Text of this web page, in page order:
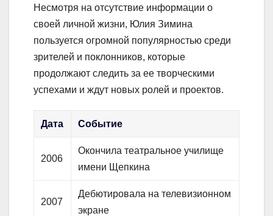
Несмотря на отсутствие информации о
своей личной жизни, Юлия Зимина
пользуется огромной популярностью среди
зрителей и поклонников, которые
продолжают следить за ее творческими
успехами и ждут новых ролей и проектов.
Дата Событие
2006
Окончила театральное училище
имени Щепкина
2007
Дебютировала на телевизионном
экране